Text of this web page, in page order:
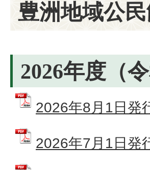
豊洲地域公
2026年度（
2026年8月1日発
2026年7月1日発